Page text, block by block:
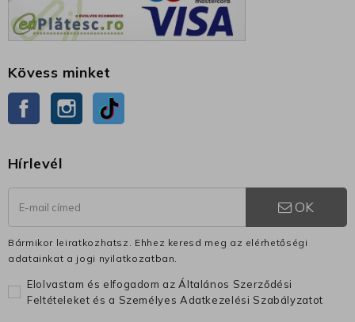
Kövess minket
FacebookInstagram
Hírlevél
OK
Bármikor leiratkozhatsz. Ehhez keresd meg az elérhetőségi
adatainkat a jogi nyilatkozatban.
Elolvastam és elfogadom az Általános Szerződési
Feltételeket és a Személyes Adatkezelési Szabályzatot